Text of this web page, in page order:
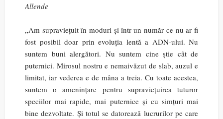
Allende
„Am supraviețuit în moduri și într-un număr ce nu ar fi
fost posibil doar prin evoluția lentă a ADN-ului. Nu
suntem buni alergători. Nu suntem cine știe cât de
puternici. Mirosul nostru e nemaivăzut de slab, auzul e
limitat, iar vederea e de mâna a treia. Cu toate acestea,
suntem o amenințare pentru supraviețuirea tuturor
speciilor mai rapide, mai puternice și cu simțuri mai
bine dezvoltate. Și totul se datorează lucrurilor pe care